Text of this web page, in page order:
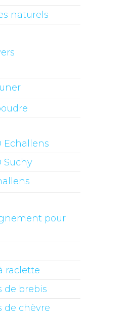
naturels
Echallens
Suchy
pour
raclette
de brebis
de chèvre